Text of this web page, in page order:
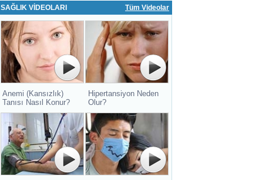
SAĞLIK VİDEOLARI Tüm Videolar
Anemi (Kansızlık)
Tanısı Nasıl Konur?
Hipertansiyon Neden
Olur?